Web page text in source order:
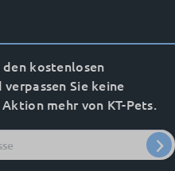
kostenlosen
Sie keine
mehr von KT-Pets.